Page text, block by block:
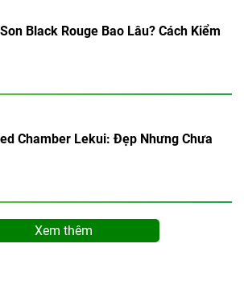
Black Rouge Bao Lâu? Cách Kiểm
Chamber Lekui: Đẹp Nhưng Chưa
Xem thêm